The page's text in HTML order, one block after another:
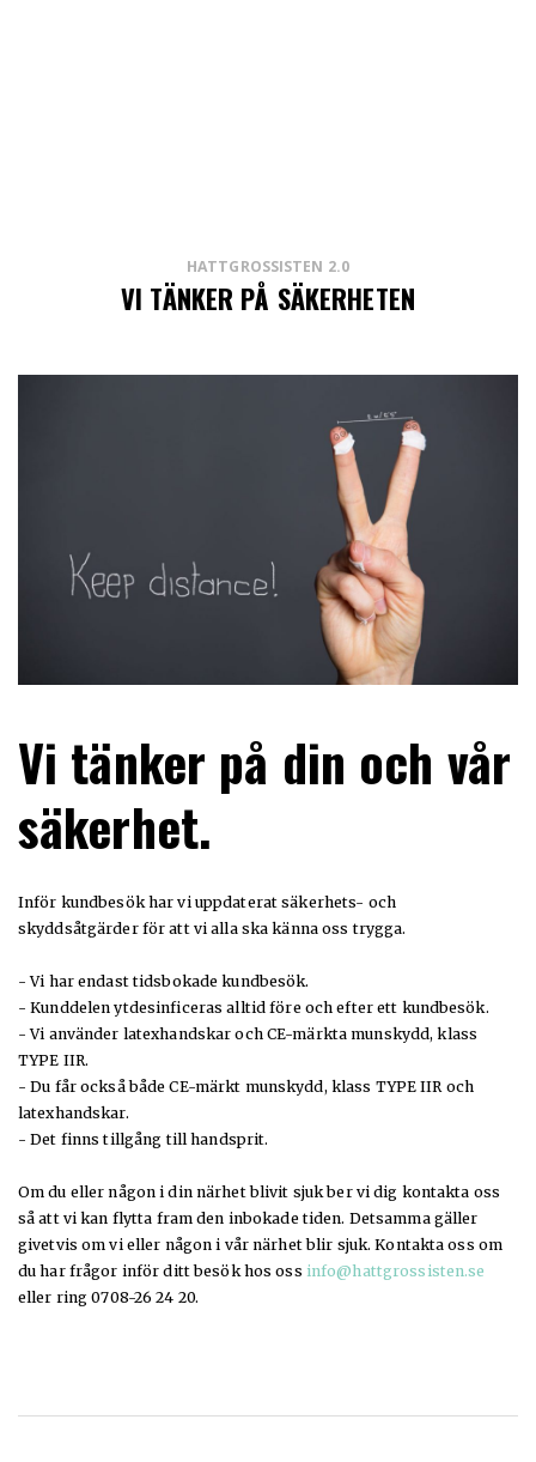
HATTGROSSISTEN 2.0
VI TÄNKER PÅ SÄKERHETEN
Vi tänker på din och vår
säkerhet.
Inför kundbesök har vi uppdaterat säkerhets- och
skyddsåtgärder för att vi alla ska känna oss trygga.
- Vi har endast tidsbokade kundbesök.
- Kunddelen ytdesinficeras alltid före och efter ett kundbesök.
- Vi använder latexhandskar och CE-märkta munskydd, klass
TYPE IIR.
- Du får också både CE-märkt munskydd, klass TYPE IIR och
latexhandskar.
- Det finns tillgång till handsprit.
Om du eller någon i din närhet blivit sjuk ber vi dig kontakta oss
så att vi kan flytta fram den inbokade tiden. Detsamma gäller
givetvis om vi eller någon i vår närhet blir sjuk. Kontakta oss om
du har frågor inför ditt besök hos oss info@hattgrossisten.se
eller ring 0708-26 24 20.